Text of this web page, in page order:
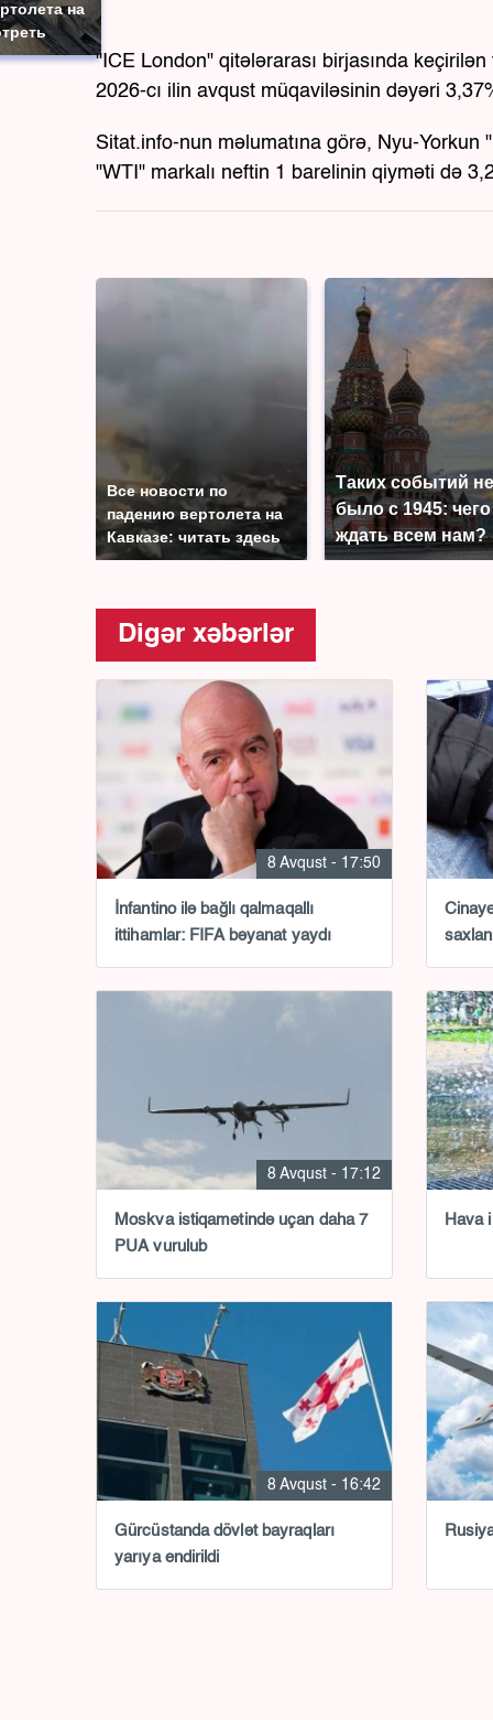
на
"ICE London" qitələrarası birjasında
2026-cı ilin avqust müqaviləsinin dəyəri
Sitat.info-nun məlumatına görə, Nyu-Yorkun
"WTI" markalı neftin 1 barelinin qiyməti də
Все новости по
падению вертолета на
Кавказе: читать здесь
Таких событий не
было с 1945: чего
ждать всем нам?
Digər xəbərlər
8 Avqust - 17:50
İnfantino ilə bağlı qalmaqallı
ittihamlar: FIFA bəyanat yaydı
8 Avqust - 17:12
Moskva istiqamətində uçan daha 7
PUA vurulub
Hava
8 Avqust - 16:42
Gürcüstanda dövlət bayraqları
yarıya endirildi